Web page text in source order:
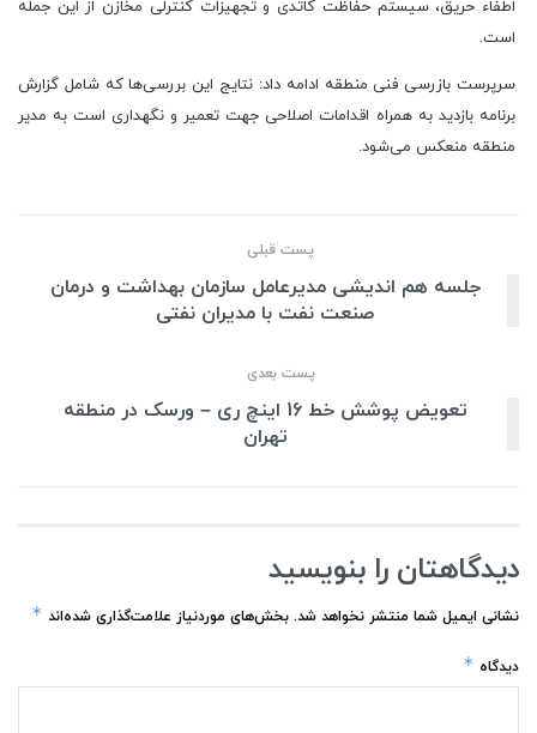
اطفاء حریق، سیستم حفاظت کاتدی و تجهیزات کنترلی مخازن از این جمله
است.
سرپرست بازرسی فنی منطقه ادامه داد: نتایج این بررسی‌ها که شامل گزارش
برنامه بازدید به همراه اقدامات اصلاحی جهت تعمیر و نگهداری است به مدیر
منطقه منعکس می‌شود.
پست قبلی
جلسه هم اندیشی مدیرعامل سازمان بهداشت و درمان
صنعت نفت با مدیران نفتی
پست بعدی
تعویض پوشش خط 16 اینچ ری – ورسک در منطقه
تهران
دیدگاهتان را بنویسید
نشانی ایمیل شما منتشر نخواهد شد. بخش‌های موردنیاز علامت‌گذاری شده‌اند *
دیدگاه *